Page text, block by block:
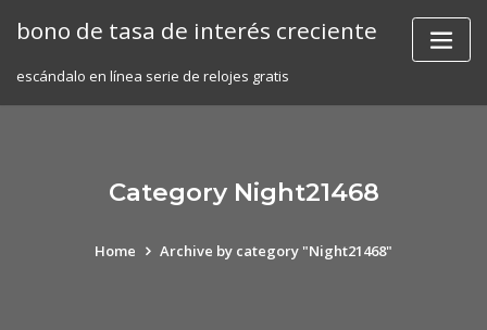
bono de tasa de interés creciente
escándalo en línea serie de relojes gratis
Category Night21468
Home Archive by category "Night21468"